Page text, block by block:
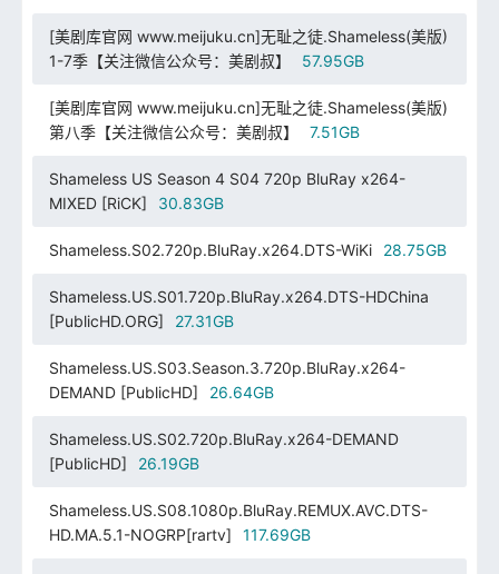
[美剧库官网 www.meijuku.cn]无耻之徒.Shameless(美版)
1-7季【关注微信公众号：美剧叔】
57.95GB
[美剧库官网 www.meijuku.cn]无耻之徒.Shameless(美版)
第八季【关注微信公众号：美剧叔】
7.51GB
Shameless US Season 4 S04 720p BluRay x264-
MIXED [RiCK]
30.83GB
Shameless.S02.720p.BluRay.x264.DTS-WiKi 28.75GB
Shameless.US.S01.720p.BluRay.x264.DTS-HDChina
[PublicHD.ORG]
27.31GB
Shameless.US.S03.Season.3.720p.BluRay.x264-
DEMAND [PublicHD]
26.64GB
Shameless.US.S02.720p.BluRay.x264-DEMAND
[PublicHD]
26.19GB
Shameless.US.S08.1080p.BluRay.REMUX.AVC.DTS-
HD.MA.5.1-NOGRP[rartv]
117.69GB